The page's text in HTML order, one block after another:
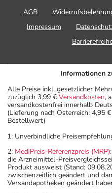
AGB
Impressum
Informationen
Alle Preise inkl. gesetzlicher
zuzüglich 3,99 € Versandkosten,
versandkostenfrei innerhalb
(Lieferung nach Österreich: 4,95
Bestellwert)
1: Unverbindliche
2: MediPreis-Referenzpreis (MRP)
die Arzneimittel-
Produkt ausweist (Stand:
zwischenzeitlich geändert und
Versandapotheken geändert